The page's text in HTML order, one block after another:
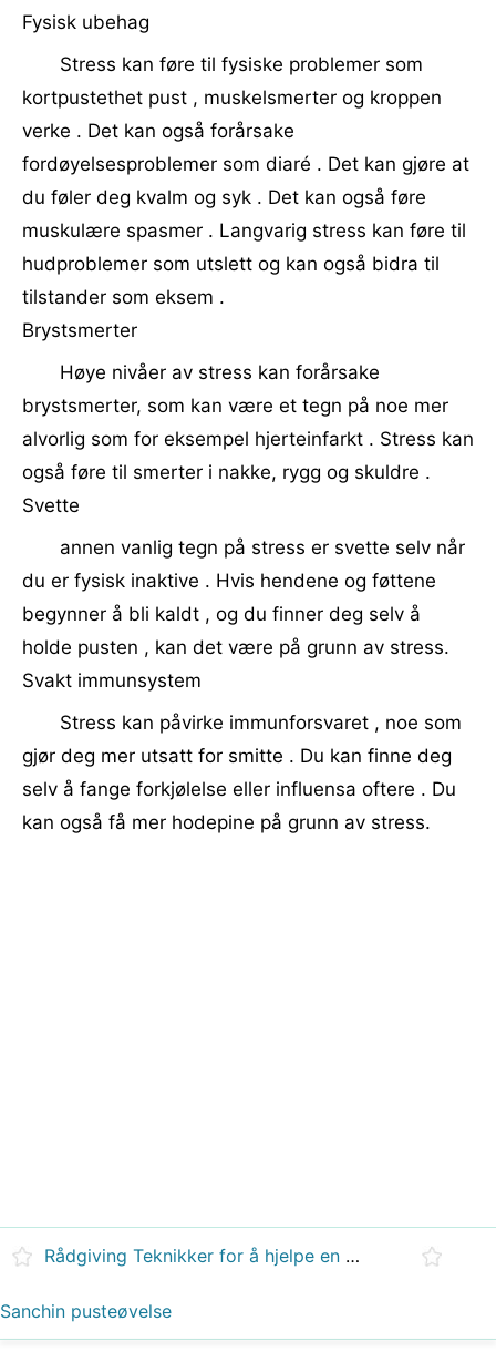
Fysisk ubehag
Stress kan føre til fysiske problemer som
kortpustethet pust , muskelsmerter og kroppen
verke . Det kan også forårsake
fordøyelsesproblemer som diaré . Det kan gjøre at
du føler deg kvalm og syk . Det kan også føre
muskulære spasmer . Langvarig stress kan føre til
hudproblemer som utslett og kan også bidra til
tilstander som eksem .
Brystsmerter
Høye nivåer av stress kan forårsake
brystsmerter, som kan være et tegn på noe mer
alvorlig som for eksempel hjerteinfarkt . Stress kan
også føre til smerter i nakke, rygg og skuldre .
Svette
annen vanlig tegn på stress er svette selv når
du er fysisk inaktive . Hvis hendene og føttene
begynner å bli kaldt , og du finner deg selv å
holde pusten , kan det være på grunn av stress.
Svakt immunsystem
Stress kan påvirke immunforsvaret , noe som
gjør deg mer utsatt for smitte . Du kan finne deg
selv å fange forkjølelse eller influensa oftere . Du
kan også få mer hodepine på grunn av stress.
Rådgiving Teknikker for å hjelpe en person som var vitne til et mord
Sanchin pusteøvelse